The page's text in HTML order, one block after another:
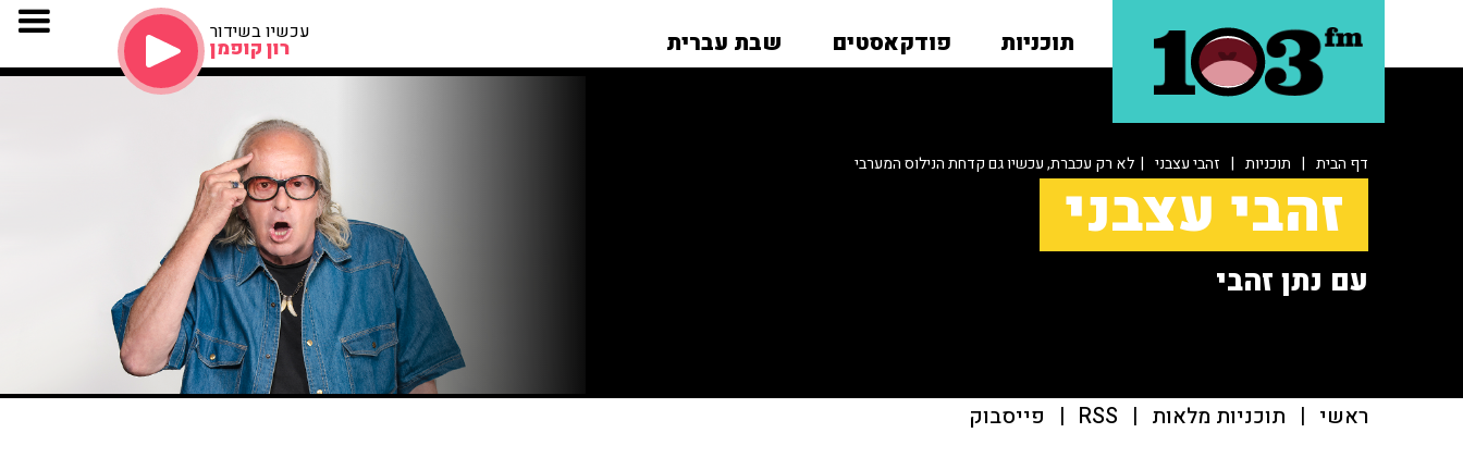
תוכניות פודקאסטים שבת עברית עכשיו בשידור
רון קופמן
דף הבית | תוכניות | זהבי עצבני | לא רק עכברת, עכשיו גם קדחת הנילוס המערבי
זהבי עצבני
עם נתן זהבי
ראשי | תוכניות מלאות |
RSS
| פייסבוק